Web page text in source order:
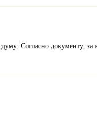
Согласно документу,